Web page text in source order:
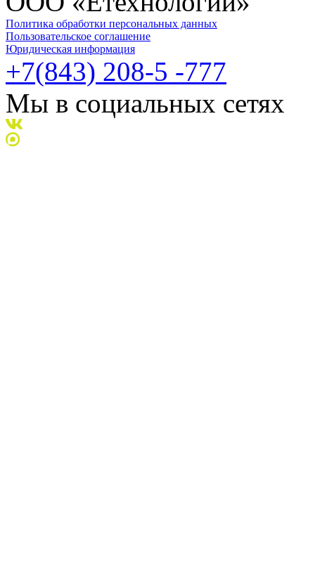
Политика обработки персональных данных
Пользовательское соглашение
Юридическая информация
+7(843) 208-5 -777
Мы в социальных сетях